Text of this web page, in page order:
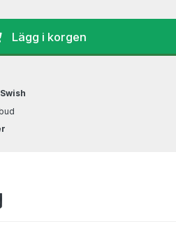
Lägg i korgen
Swish